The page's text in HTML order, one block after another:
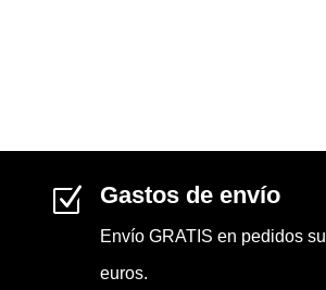
Z Gastos de envío
Envío GRATIS en pedidos
euros.